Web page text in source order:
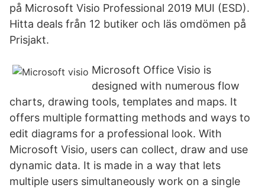
på Microsoft Visio Professional 2019 MUI (ESD).
Hitta deals från 12 butiker och läs omdömen på
Prisjakt.
Microsoft Office Visio is
designed with numerous flow
charts, drawing tools, templates and maps. It
offers multiple formatting methods and ways to
edit diagrams for a professional look. With
Microsoft Visio, users can collect, draw and use
dynamic data. It is made in a way that lets
multiple users simultaneously work on a single